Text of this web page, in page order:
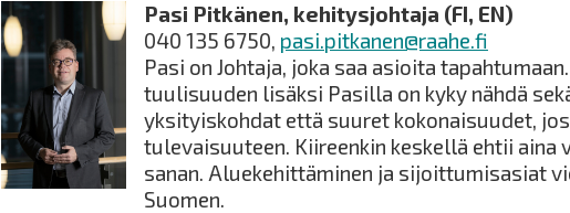
Pasi Pitkänen, kehitysjohtaja (FI, EN)
040 135 6750, pasi.pitkanen@raahe.fi
Pasi on Johtaja, joka saa asioita
tuulisuuden lisäksi Pasilla on kyky nähdä
yksityiskohdat että suuret kokonaisuudet,
tulevaisuuteen. Kiireenkin keskellä ehtii aina
sanan. Aluekehittäminen ja sijoittumisasiat
Suomen.